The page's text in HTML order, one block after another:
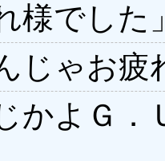
様でした
じゃお疲
かよＧ